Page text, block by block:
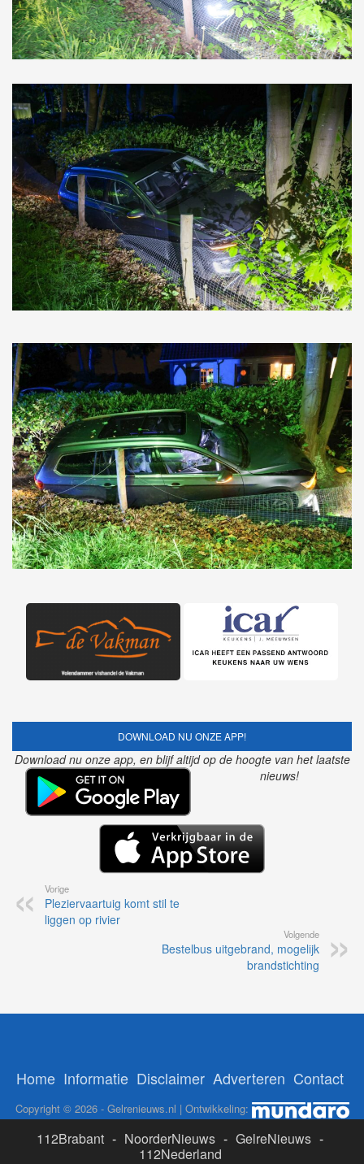
DOWNLOAD NU ONZE APP!
Download nu onze app, en blijf altijd op de hoogte van het laatste
nieuws!
Vorige
Pleziervaartuig komt stil te
liggen op rivier
Volgende
Bestelbus uitgebrand, mogelijk
brandstichting
Home Informatie Disclaimer Adverteren Contact
Copyright © 2026 - Gelrenieuws.nl | Ontwikkeling:
112Brabant - NoorderNieuws - GelreNieuws -
112Nederland